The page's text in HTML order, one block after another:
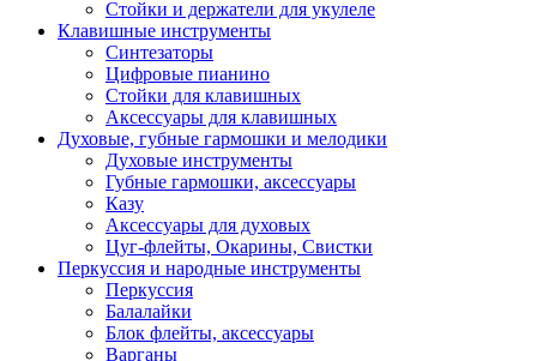
Стойки и держатели для укулеле
Клавишные инструменты
Синтезаторы
Цифровые пианино
Стойки для клавишных
Аксессуары для клавишных
Духовые, губные гармошки и мелодики
Духовые инструменты
Губные гармошки, аксессуары
Казу
Аксессуары для духовых
Цуг-флейты, Окарины, Свистки
Перкуссия и народные инструменты
Перкуссия
Балалайки
Блок флейты, аксессуары
Варганы